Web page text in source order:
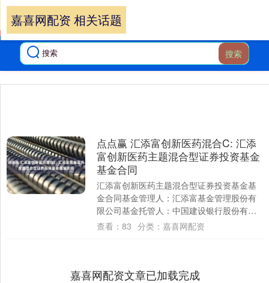
搜索
嘉喜网配资 相关话题
点点赢 汇添富创新医药混合C: 汇添
富创新医药主题混合型证券投资基金
基金合同
汇添富创新医药主题混合型证券投资基金基
金合同基金管理人：汇添富基金管理股份有
限公司基金托管人：中国建设银行股份有限
公司汇添富创新医药主题混合型证券投资基
查看： 83 分类： 嘉喜网配资
嘉喜网配资文章已加载完成